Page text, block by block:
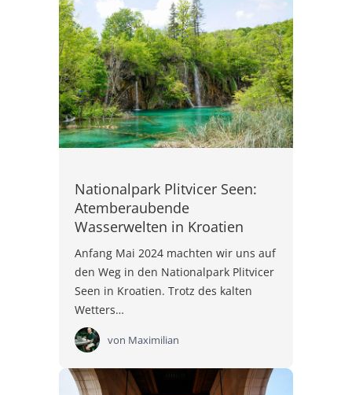
Nationalpark Plitvicer Seen:
Atemberaubende
Wasserwelten in Kroatien
Anfang Mai 2024 machten wir uns auf
den Weg in den Nationalpark Plitvicer
Seen in Kroatien. Trotz des kalten
Wetters…
von Maximilian